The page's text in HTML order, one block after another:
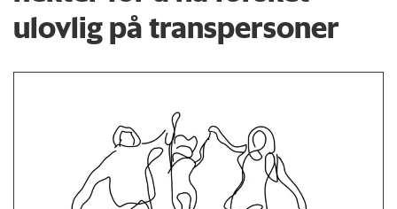
ulovlig på transpersoner